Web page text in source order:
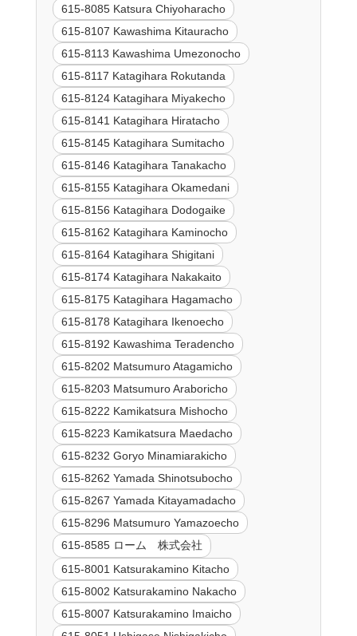
615-8085 Katsura Chiyoharacho
615-8107 Kawashima Kitauracho
615-8113 Kawashima Umezonocho
615-8117 Katagihara Rokutanda
615-8124 Katagihara Miyakecho
615-8141 Katagihara Hiratacho
615-8145 Katagihara Sumitacho
615-8146 Katagihara Tanakacho
615-8155 Katagihara Okamedani
615-8156 Katagihara Dodogaike
615-8162 Katagihara Kaminocho
615-8164 Katagihara Shigitani
615-8174 Katagihara Nakakaito
615-8175 Katagihara Hagamacho
615-8178 Katagihara Ikenoecho
615-8192 Kawashima Teradencho
615-8202 Matsumuro Atagamicho
615-8203 Matsumuro Araboricho
615-8222 Kamikatsura Mishocho
615-8223 Kamikatsura Maedacho
615-8232 Goryo Minamiarakicho
615-8262 Yamada Shinotsubocho
615-8267 Yamada Kitayamadacho
615-8296 Matsumuro Yamazoecho
615-8585 ローム 株式会社
615-8001 Katsurakamino Kitacho
615-8002 Katsurakamino Nakacho
615-8007 Katsurakamino Imaicho